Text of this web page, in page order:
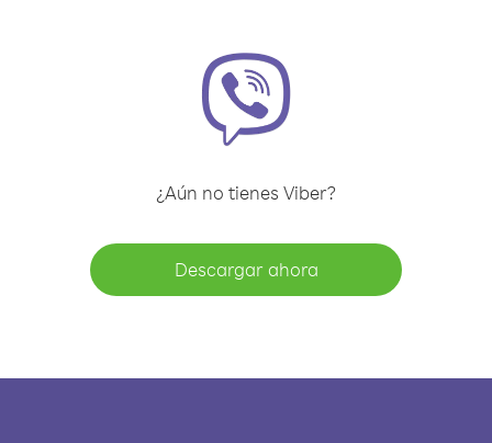
¿Aún no tienes Viber?
Descargar ahora